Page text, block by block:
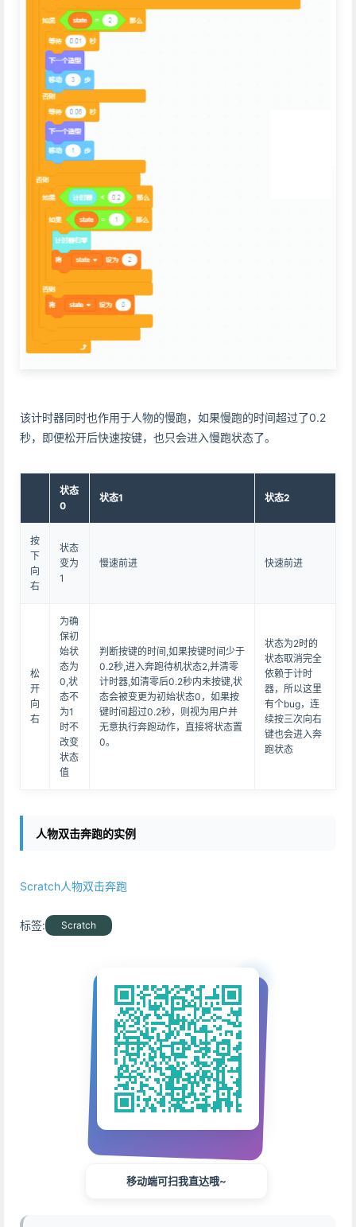
该计时器同时也作用于人物的慢跑，如果慢跑的时间超过了0.2
秒，即便松开后快速按键，也只会进入慢跑状态了。
状态
0
状态1 状态2
按
下
向
右
状态
变为
1
慢速前进 快速前进
松
开
向
右
为确
保初
始状
态为
0,状
态不
为1
时不
改变
状态
值
判断按键的时间,如果按键时间少于
0.2秒,进入奔跑待机状态2,并清零
计时器,如清零后0.2秒内未按键,状
态会被变更为初始状态0，如果按
键时间超过0.2秒，则视为用户并
无意执行奔跑动作，直接将状态置
0。
状态为2时的
状态取消完全
依赖于计时
器，所以这里
有个bug，连
续按三次向右
键也会进入奔
跑状态
人物双击奔跑的实例
Scratch人物双击奔跑
标签: Scratch
移动端可扫我直达哦~